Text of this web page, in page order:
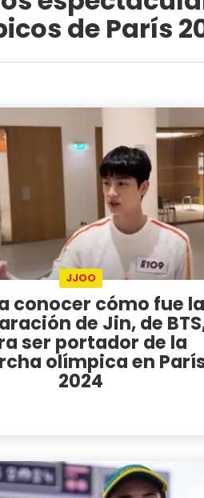
de París
JJOO
conocer cómo fue la
de Jin, de
ser portador de la
olímpica en
2024